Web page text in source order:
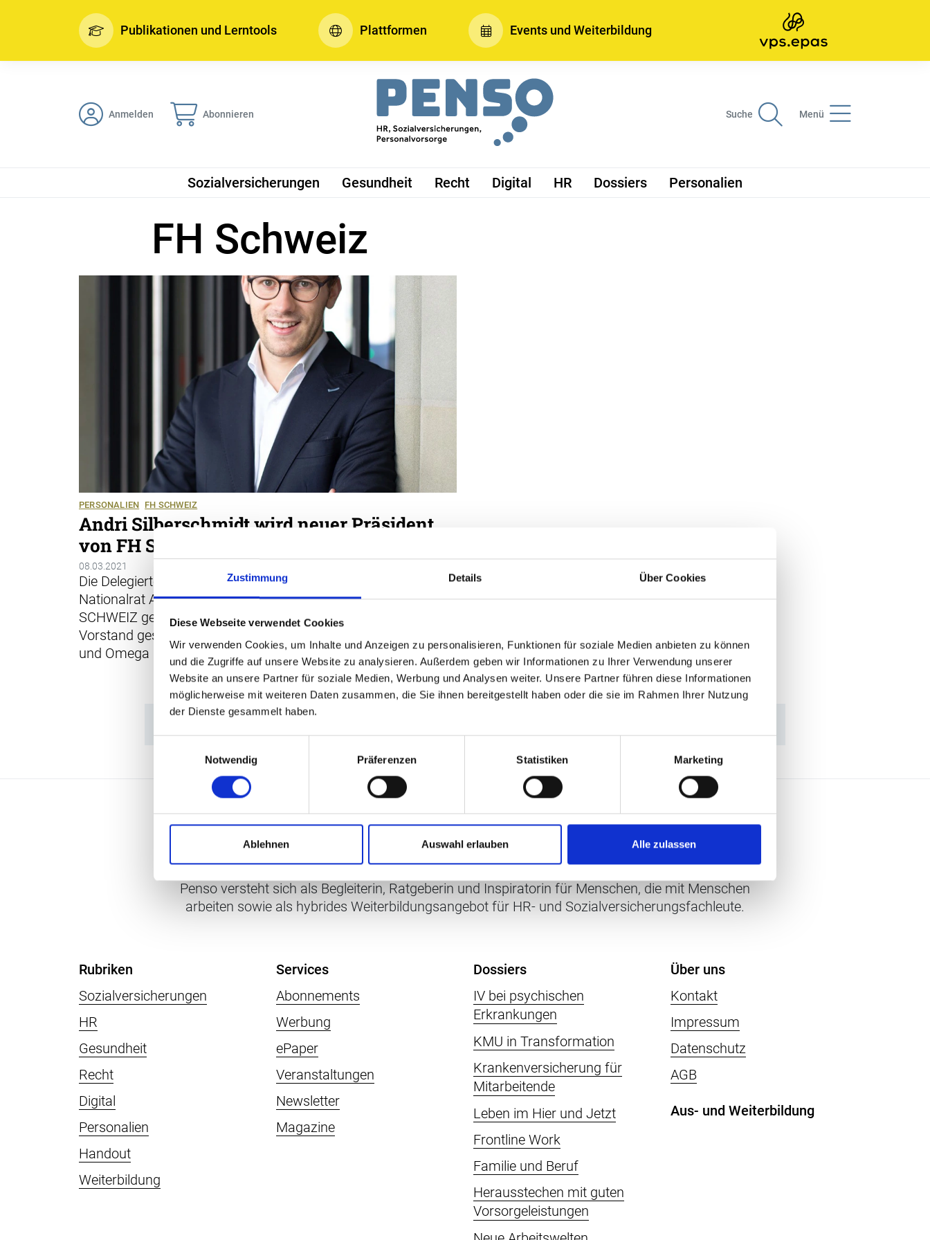
Zustimmung Details Über Cookies
Diese Webseite verwendet Cookies
Wir verwenden Cookies, um Inhalte und Anzeigen zu personalisieren, Funktionen für soziale Medien anbieten zu können
und die Zugriffe auf unsere Website zu analysieren. Außerdem geben wir Informationen zu Ihrer Verwendung unserer
Website an unsere Partner für soziale Medien, Werbung und Analysen weiter. Unsere Partner führen diese Informationen
möglicherweise mit weiteren Daten zusammen, die Sie ihnen bereitgestellt haben oder die sie im Rahmen Ihrer Nutzung
der Dienste gesammelt haben.
Notwendig
Präferenzen Statistiken Marketing
Ablehnen Auswahl erlauben Alle zulassen
Publikationen und Lerntools Plattformen Events und Weiterbildung
Anmelden Abonnieren Suche Menü
Sozialversicherungen Gesundheit Recht Digital HR Dossiers Personalien
FH Schweiz
PERSONALIEN FH SCHWEIZ
Andri Silberschmidt wird neuer Präsident
von FH SCHWEIZ
08.03.2021
Die Delegiertenversammlung vom 5. März hat den jüngsten
Nationalrat Andri Silberschmidt zum neuen Präsidenten von FH
SCHWEIZ gewählt. Des Weiteren sind vier neue Mitglieder zum
Vorstand gestossen. Christian Wasserfallen, Rainer Kirchhofer
und Omega Huber wurden verabschiedet.
Penso versteht sich als Begleiterin, Ratgeberin und Inspiratorin für Menschen, die mit Menschen
arbeiten sowie als hybrides Weiterbildungsangebot für HR- und Sozialversicherungsfachleute.
Rubriken
Sozialversicherungen
HR
Gesundheit
Recht
Digital
Personalien
Handout
Weiterbildung
Services
Abonnements
Werbung
ePaper
Veranstaltungen
Newsletter
Magazine
Dossiers
IV bei psychischen
Erkrankungen
KMU in Transformation
Krankenversicherung für
Mitarbeitende
Leben im Hier und Jetzt
Frontline Work
Familie und Beruf
Herausstechen mit guten
Vorsorgeleistungen
Über uns
Kontakt
Impressum
Datenschutz
AGB
Aus- und Weiterbildung